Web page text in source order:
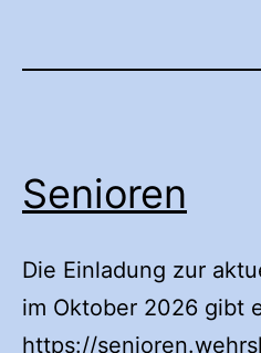
Senioren
Die Einladung zur
im Oktober 2026 gibt
https://